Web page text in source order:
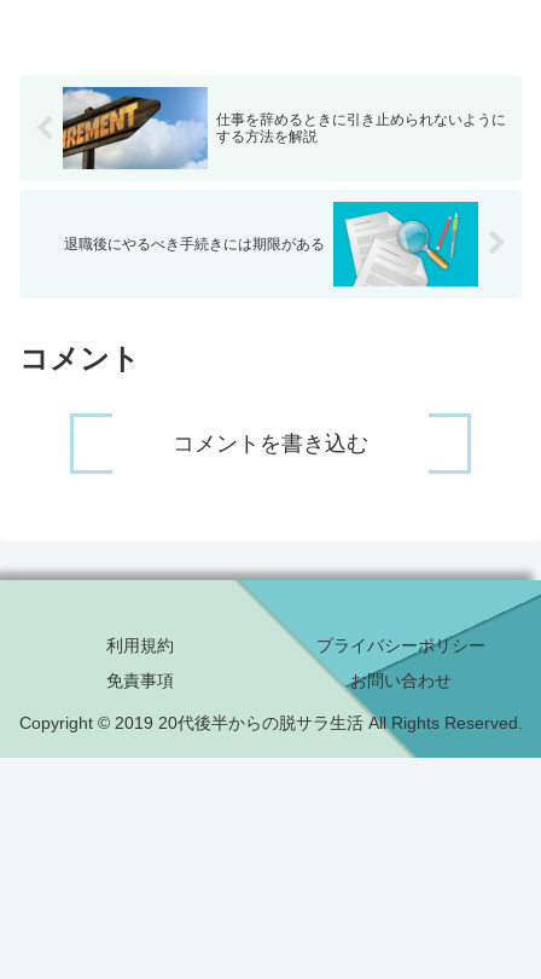
仕事を辞めるときに引き止められないように
する方法を解説
退職後にやるべき手続きには期限がある
コメント
コメントを書き込む
利用規約
プライバシーポリシー
免責事項
お問い合わせ
Copyright © 2019 20代後半からの脱サラ生活 All Rights Reserved.